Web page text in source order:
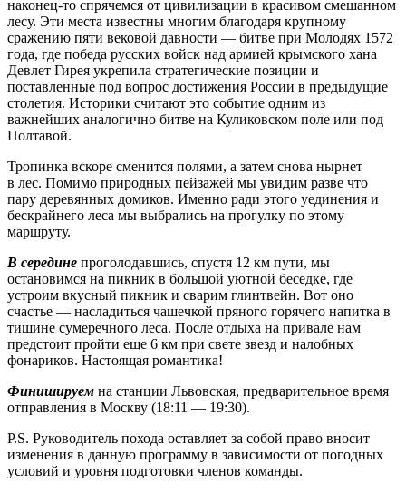
наконец-то спрячемся от цивилизации в красивом смешанном
лесу. Эти места известны многим благодаря крупному
сражению пяти вековой давности — битве при Молодях 1572
года, где победа русских войск над армией крымского хана
Девлет Гирея укрепила стратегические позиции и
поставленные под вопрос достижения России в предыдущие
столетия. Историки считают это событие одним из
важнейших аналогично битве на Куликовском поле или под
Полтавой.
Тропинка вскоре сменится полями, а затем снова нырнет
в лес. Помимо природных пейзажей мы увидим разве что
пару деревянных домиков. Именно ради этого уединения и
бескрайнего леса мы выбрались на прогулку по этому
маршруту.
В середине проголодавшись, спустя 12 км пути, мы
остановимся на пикник в большой уютной беседке, где
устроим вкусный пикник и сварим глинтвейн. Вот оно
счастье — насладиться чашечкой пряного горячего напитка в
тишине сумеречного леса. После отдыха на привале нам
предстоит пройти еще 6 км при свете звезд и налобных
фонариков. Настоящая романтика!
Финишируем на станции Львовская, предварительное время
отправления в Москву (18:11 — 19:30).
P.S. Руководитель похода оставляет за собой право вносит
изменения в данную программу в зависимости от погодных
условий и уровня подготовки членов команды.